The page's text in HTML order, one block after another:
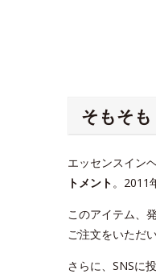
そもそ
エッセンスイン
トメント。2011
このアイテム、
ご注文をいただ
さらに、SNSに